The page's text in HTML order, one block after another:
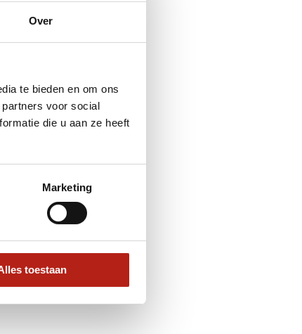
Over
te bieden en om ons
voor social
die u aan ze heeft
Marketing
toestaan